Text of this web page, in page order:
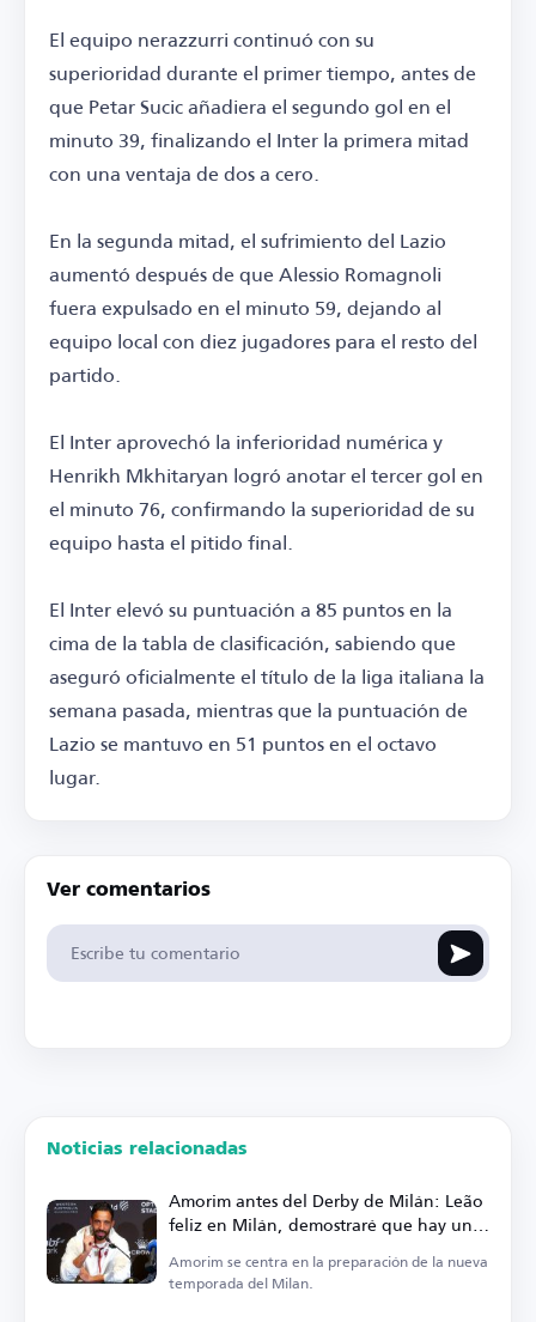
El equipo nerazzurri continuó con su
superioridad durante el primer tiempo, antes de
que Petar Sucic añadiera el segundo gol en el
minuto 39, finalizando el Inter la primera mitad
con una ventaja de dos a cero.
En la segunda mitad, el sufrimiento del Lazio
aumentó después de que Alessio Romagnoli
fuera expulsado en el minuto 59, dejando al
equipo local con diez jugadores para el resto del
partido.
El Inter aprovechó la inferioridad numérica y
Henrikh Mkhitaryan logró anotar el tercer gol en
el minuto 76, confirmando la superioridad de su
equipo hasta el pitido final.
El Inter elevó su puntuación a 85 puntos en la
cima de la tabla de clasificación, sabiendo que
aseguró oficialmente el título de la liga italiana la
semana pasada, mientras que la puntuación de
Lazio se mantuvo en 51 puntos en el octavo
lugar.
Ver comentarios
Noticias relacionadas
Amorim antes del Derby de Milán: Leão
feliz en Milán, demostraré que hay un
fútbol diferente en Italia
Amorim se centra en la preparación de la nueva
temporada del Milan.